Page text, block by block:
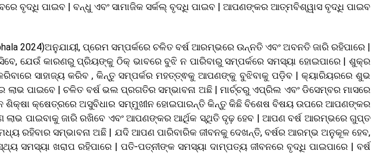
ବୃଦ୍ଧି ପାଇବ | ବନ୍ଧୁ ଏବଂ ସାମାଜିକ ସର୍କଲ୍ ବୃଦ୍ଧି ପାଇବ | ଆପଣଙ୍କର ଆତ୍ମବିଶ୍ୱାସ ବୃଦ୍ଧି ପାଇବ
2024)ଅନୁଯାୟୀ, ପ୍ରେମ ସମ୍ପର୍କରେ ଚଳିତ ବର୍ଷ ଆରମ୍ଭରେ ଉନ୍ନତି ଏବଂ ଅବନତି ଜାରି ରହିପାରେ |
ଯେଉଁ କାରଣରୁ ପ୍ରିୟଙ୍କୁ ଠିକ୍ ଭାବରେ ବୁଝି ନ ପାରିବାରୁ ସମ୍ପର୍କରେ ସମସ୍ୟା ହୋଇପାରେ | ଶୁକ୍ର
ସାହାଜ୍ୟ କରିବ , କିନ୍ତୁ ସମ୍ପର୍କର ମହତ୍ତ୍ଵକୁ ଆପଣଙ୍କୁ ବୁଝିବାକୁ ପଡ଼ିବ | କ୍ୟାରିୟରରେ ଶୁଭ
ପାଇବେ | ଚଳିତ ବର୍ଷ ଭଲ ପ୍ରଗତିର ସମ୍ଭାବନା ଅଛି | ମାର୍ଚ୍ଚରୁ ଏପ୍ରିଲ ଏବଂ ଡିସେମ୍ବର ମାସରେ
ଶିକ୍ଷା କ୍ଷେତ୍ରରେ ଅସୁବିଧାର ସମ୍ମୁଖୀନ ହୋଇପାରନ୍ତି କିନ୍ତୁ କିଛି ବିଶେଷ ବିଷୟ ଉପରେ ଆପଣଙ୍କର
ଲାଭ ପାଇବାକୁ ଜାରି ରଖିବେ ଏବଂ ଆପଣଙ୍କର ଆର୍ଥିକ ସ୍ଥିତି ଦୃଢ଼ ହେବ | ଆପଣ ବର୍ଷ ଆରମ୍ଭରେ ଗୁପ୍ତ
ରହିବାର ସମ୍ଭାବନା ଅଛି | ଯଦି ଆପଣ ପାରିବାରିକ ଜୀବନକୁ ଦେଖନ୍ତି, ବର୍ଷର ଆରମ୍ଭ ଅନୁକୂଳ ହେବ,
ସମସ୍ୟା ଖରାପ ରହିପାରେ | ପତି-ପତ୍ନୀଙ୍କ ସମସ୍ୟା ଦାମ୍ପତ୍ୟ ଜୀବନରେ ବୃଦ୍ଧି ପାଇପାରେ | ବର୍ଷ